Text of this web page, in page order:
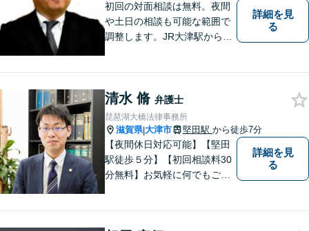
初回の対面相談は無料。夜間
や土日の相談も可能な範囲で
調整します。JR大津駅から徒
位 弁護士ドットコムランキ
ング（2024年7月-2026年7月
現在）】
詳細を見
る
清水 脩 弁護士
琵琶湖大橋法律事務所
滋賀県|大津市 堅田駅 から徒歩7分
【夜間休日対応可能】【堅田
駅徒歩５分】【初回相談料30
分無料】お気軽に何でもご相
詳細を見
る